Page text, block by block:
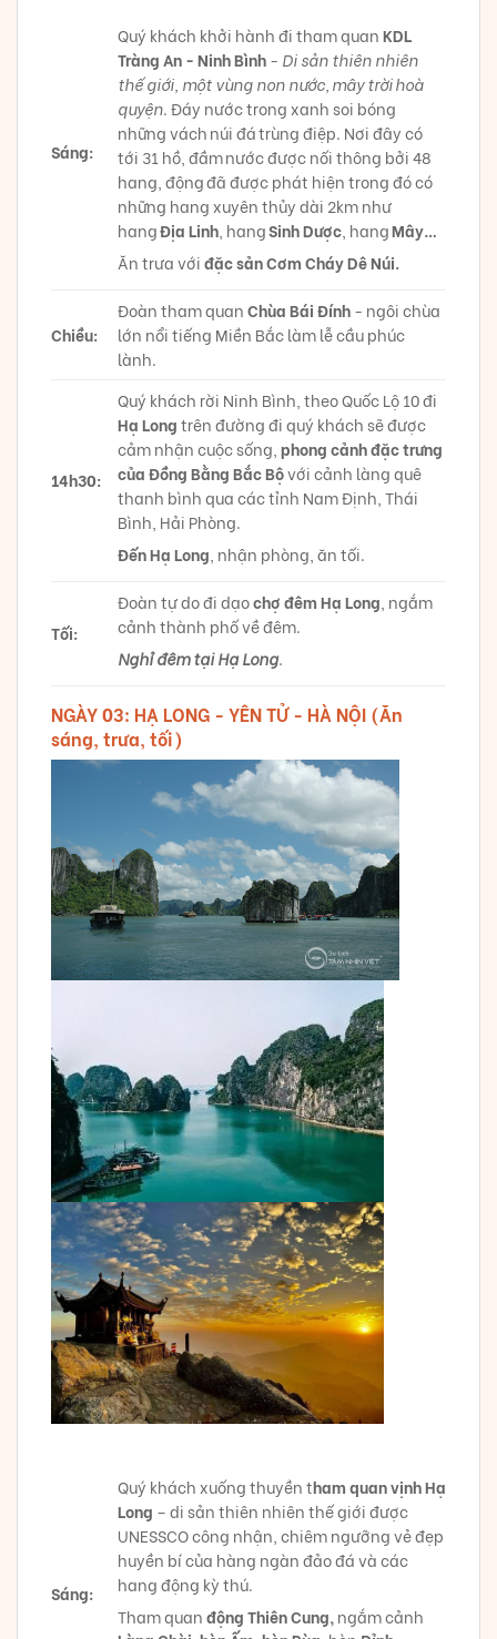
Sáng:
Quý khách khởi hành đi tham quanKDL
Tràng An - Ninh Bình- Di sản thiên nhiên
thế giới, một vùng non nước, mây trời hoà
quyện. Đáy nước trong xanh soi bóng
những vách núi đá trùng điệp. Nơi đây có
tới 31 hồ, đầm nước được nối thông bởi 48
hang, động đã được phát hiện trong đó có
những hang xuyên thủy dài 2km như
hangĐịa Linh, hangSinh Dược, hangMây…
Ăn trưa vớiđặc sản Cơm Cháy Dê Núi.
Chiều:
Đoàn tham quanChùa Bái Đính- ngôi chùa
lớn nổi tiếng Miền Bắc làm lễ cầu phúc
lành.
14h30:
Quý khách rời Ninh Bình, theo Quốc Lộ 10 đi
Hạ Longtrên đường đi quý khách sẽ được
cảm nhận cuộc sống,phong cảnh đặc trưng
của Đồng Bằng Bắc Bộvới cảnh làng quê
thanh bình qua các tỉnh Nam Định, Thái
Bình, Hải Phòng.
Đến Hạ Long, nhận phòng, ăn tối.
Tối:
Đoàn tự do đi dạochợ đêm Hạ Long, ngắm
cảnh thành phố về đêm.
Nghỉ đêm tại Hạ Long.
NGÀY 03: HẠ LONG - YÊN TỬ - HÀ NỘI (Ăn
sáng, trưa, tối)
Sáng:
Quý khách xuống thuyền tham quan vịnh Hạ
Long – di sản thiên nhiên thế giới được
UNESSCO công nhận, chiêm ngưỡng vẻ đẹp
huyền bí của hàng ngàn đảo đá và các
hang động kỳ thú.
Tham quanđộng Thiên Cung,ngắm cảnh